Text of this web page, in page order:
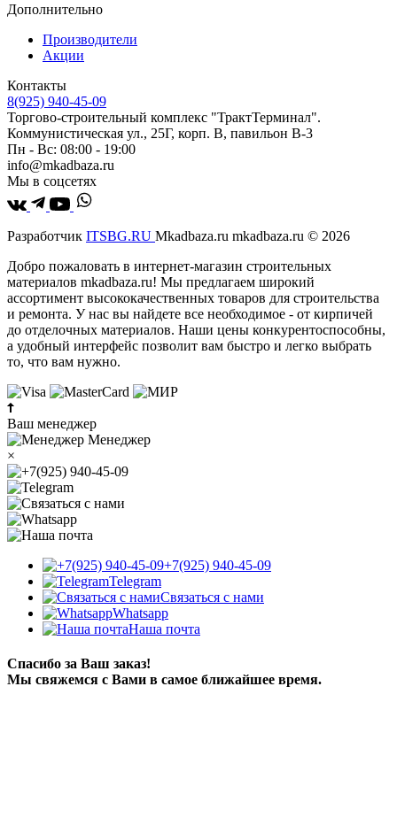
Дополнительно
Производители
Акции
Контакты
8(925) 940-45-09
Торгово-строительный комплекс "ТрактТерминал".
Коммунистическая ул., 25Г, корп. В, павильон В-3
Пн - Вс: 08:00 - 19:00
info@mkadbaza.ru
Мы в соцсетях
Разработчик ITSBG.RU Mkadbaza.ru mkadbaza.ru © 2026
Добро пожаловать в интернет-магазин строительных
материалов mkadbaza.ru! Мы предлагаем широкий
ассортимент высококачественных товаров для строительства
и ремонта. У нас вы найдете все необходимое - от кирпичей
до отделочных материалов. Наши цены конкурентоспособны,
а удобный интерфейс позволит вам быстро и легко выбрать
то, что вам нужно.
Ваш менеджер
Менеджер
×
+7(925) 940-45-09
Telegram
Связаться с нами
Whatsapp
Наша почта
Спасибо за Ваш заказ!
Мы свяжемся с Вами в самое ближайшее время.